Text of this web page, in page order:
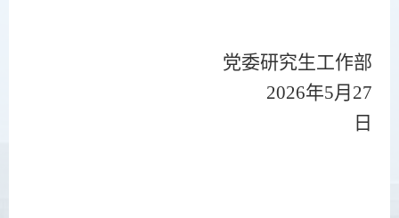
党委研究生工作部
2026年5月 27
日